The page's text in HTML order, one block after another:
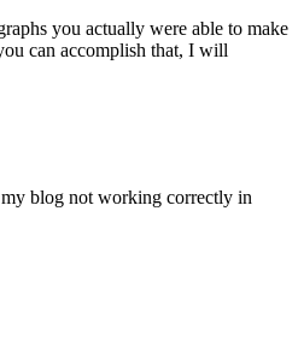
you actually were able to make
can accomplish that, I will
blog not working correctly in